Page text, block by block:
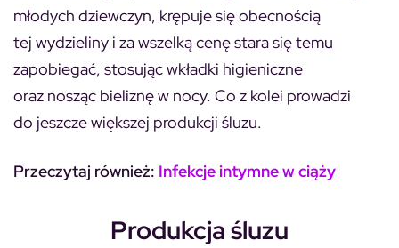
młodych dziewczyn, krępuje się obecnością
tej wydzieliny i za wszelką cenę stara się temu
zapobiegać, stosując wkładki higieniczne
oraz nosząc bieliznę w nocy. Co z kolei prowadzi
do jeszcze większej produkcji śluzu.
Przeczytaj również: Infekcje intymne w ciąży
Produkcja śluzu